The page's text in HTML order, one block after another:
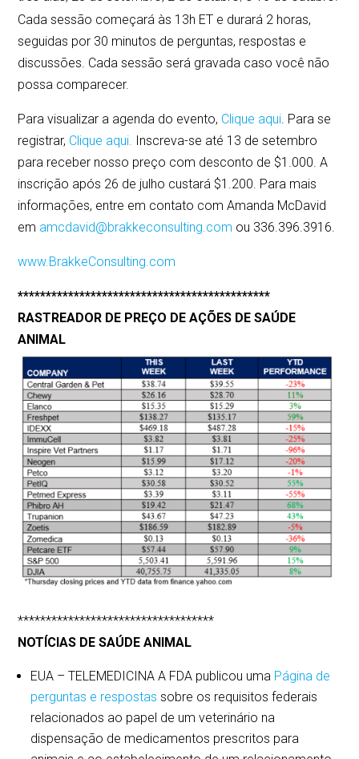
Cada sessão começará às 13h ET e durará 2 horas,
seguidas por 30 minutos de perguntas, respostas e
discussões. Cada sessão será gravada caso você não
possa comparecer.
Para visualizar a agenda do evento, Clique aqui . Para se
registrar, Clique aqui. Inscreva-se até 13 de setembro
para receber nosso preço com desconto de $1.000. A
inscrição após 26 de julho custará $1.200. Para mais
informações, entre em contato com Amanda McDavid
em amcdavid@brakkeconsulting.com ou 336.396.3916.
www.BrakkeConsulting.com
*********************************************
RASTREADOR DE PREÇO DE AÇÕES DE SAÚDE
ANIMAL
***********************************
NOTÍCIAS DE SAÚDE ANIMAL
EUA – TELEMEDICINA A FDA publicou uma Página de
perguntas e respostas sobre os requisitos federais
relacionados ao papel de um veterinário na
dispensação de medicamentos prescritos para